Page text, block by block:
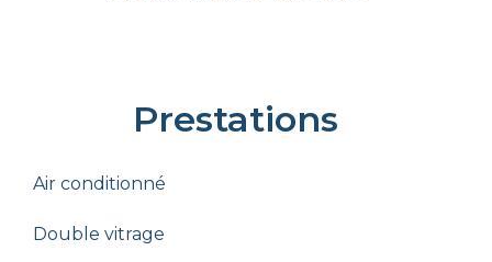
Prestations
Air conditionné
Double vitrage